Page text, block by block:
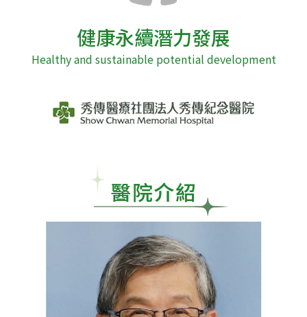
健康永續潛力發展
Healthy and sustainable potential development